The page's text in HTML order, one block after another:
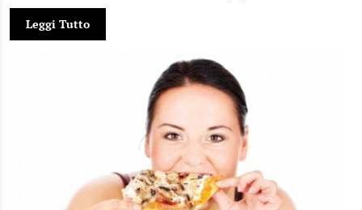
Leggi Tutto